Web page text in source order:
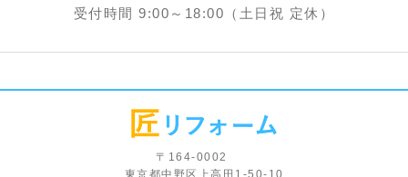
受付時間 9:00～18:00（土日祝 定休）
〒164-0002